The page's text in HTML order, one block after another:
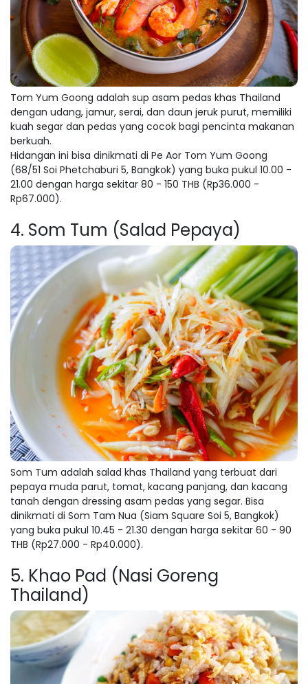
Tom Yum Goong adalah sup asam pedas khas Thailand
dengan udang, jamur, serai, dan daun jeruk purut, memiliki
kuah segar dan pedas yang cocok bagi pencinta makanan
berkuah.
Hidangan ini bisa dinikmati di Pe Aor Tom Yum Goong
(68/51 Soi Phetchaburi 5, Bangkok) yang buka pukul 10.00 -
21.00 dengan harga sekitar 80 - 150 THB (Rp36.000 -
Rp67.000).
4. Som Tum (Salad Pepaya)
Som Tum adalah salad khas Thailand yang terbuat dari
pepaya muda parut, tomat, kacang panjang, dan kacang
tanah dengan dressing asam pedas yang segar. Bisa
dinikmati di Som Tam Nua (Siam Square Soi 5, Bangkok)
yang buka pukul 10.45 - 21.30 dengan harga sekitar 60 - 90
THB (Rp27.000 - Rp40.000).
5. Khao Pad (Nasi Goreng
Thailand)